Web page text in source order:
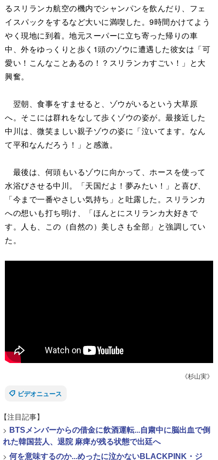
るスリランカ航空の機内でシャンパンを飲んだり、フェ
イスパックをするなど大いに満喫した。9時間かけてよう
やく現地に到着。地元スーパーに立ち寄った帰りの車
中、外をゆっくりと歩く1頭のゾウに遭遇した彼女は「可
愛い！こんなことあるの！？スリランカすごい！」と大
興奮。
翌朝、食事をすませると、ゾウがいるという大草原
へ。そこには群れをなして歩くゾウの姿が。最接近した
中川は、微笑ましい親子ゾウの姿に「泣いてます。なん
て平和なんだろう！」と感激。
最後は、何頭もいるゾウに向かって、ホースを使って
水浴びさせる中川。「天国だよ！夢みたい！」と喜び、
「今まで一番やさしい気持ち」と吐露した。スリランカ
への想いも打ち明け、「ほんとにスリランカ大好きで
す。人も、この（自然の）美しさも全部」と強調してい
た。
《杉山実》
ビデオニュース
【注目記事】
> BTSメンバーからの借金に飲酒運転...自粛中に脳出血で倒
れた韓国芸人、退院 麻痺が残る状態で出廷へ
> 何を意味するのか...めったに泣かないBLACKPINK・ジ